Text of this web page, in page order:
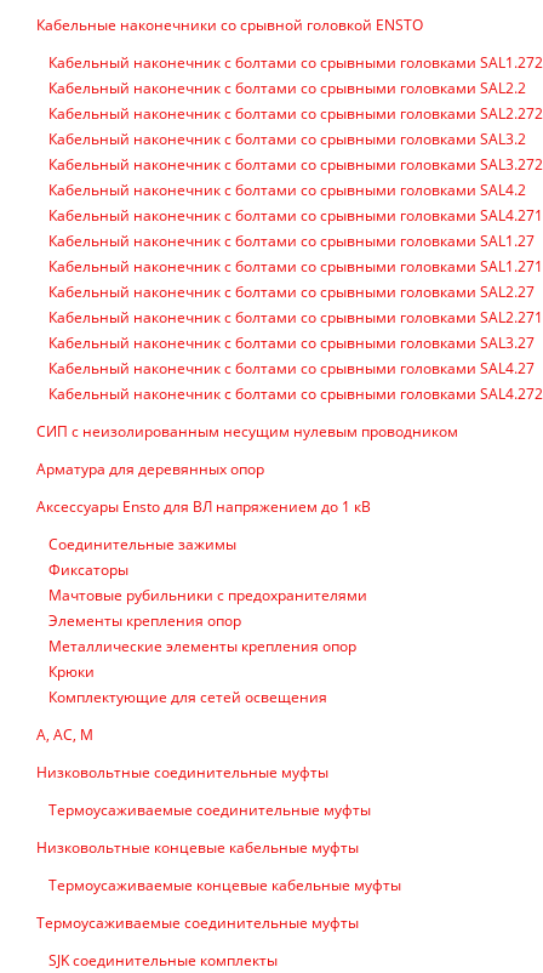
Кабельные наконечники со срывной головкой ENSTO
Кабельный наконечник с болтами со срывными головками SAL1.272
Кабельный наконечник с болтами со срывными головками SAL2.2
Кабельный наконечник с болтами со срывными головками SAL2.272
Кабельный наконечник с болтами со срывными головками SAL3.2
Кабельный наконечник с болтами со срывными головками SAL3.272
Кабельный наконечник с болтами со срывными головками SAL4.2
Кабельный наконечник с болтами со срывными головками SAL4.271
Кабельный наконечник с болтами со срывными головками SAL1.27
Кабельный наконечник с болтами со срывными головками SAL1.271
Кабельный наконечник с болтами со срывными головками SAL2.27
Кабельный наконечник с болтами со срывными головками SAL2.271
Кабельный наконечник с болтами со срывными головками SAL3.27
Кабельный наконечник с болтами со срывными головками SAL4.27
Кабельный наконечник с болтами со срывными головками SAL4.272
СИП с неизолированным несущим нулевым проводником
Арматура для деревянных опор
Аксессуары Ensto для ВЛ напряжением до 1 кВ
Соединительные зажимы
Фиксаторы
Мачтовые рубильники с предохранителями
Элементы крепления опор
Металлические элементы крепления опор
Крюки
Комплектующие для сетей освещения
А, АС, М
Низковольтные соединительные муфты
Термоусаживаемые соединительные муфты
Низковольтные концевые кабельные муфты
Термоусаживаемые концевые кабельные муфты
Термоусаживаемые соединительные муфты
SJK соединительные комплекты